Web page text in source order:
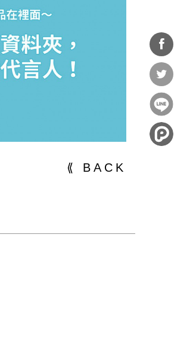
⟪ BACK
分享
到
Facebook
分享
到
Twitter